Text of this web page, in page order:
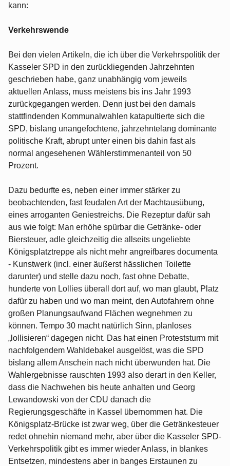
kann:
Verkehrswende
Bei den vielen Artikeln, die ich über die Verkehrspolitik der
Kasseler SPD in den zurückliegenden Jahrzehnten
geschrieben habe, ganz unabhängig vom jeweils
aktuellen Anlass, muss meistens bis ins Jahr 1993
zurückgegangen werden. Denn just bei den damals
stattfindenden Kommunalwahlen katapultierte sich die
SPD, bislang unangefochtene, jahrzehntelang dominante
politische Kraft, abrupt unter einen bis dahin fast als
normal angesehenen Wählerstimmenanteil von 50
Prozent.
Dazu bedurfte es, neben einer immer stärker zu
beobachtenden, fast feudalen Art der Machtausübung,
eines arroganten Geniestreichs. Die Rezeptur dafür sah
aus wie folgt: Man erhöhe spürbar die Getränke- oder
Biersteuer, adle gleichzeitig die allseits ungeliebte
Königsplatztreppe als nicht mehr angreifbares documenta
- Kunstwerk (incl. einer äußerst hässlichen Toilette
darunter) und stelle dazu noch, fast ohne Debatte,
hunderte von Lollies überall dort auf, wo man glaubt, Platz
dafür zu haben und wo man meint, den Autofahrern ohne
großen Planungsaufwand Flächen wegnehmen zu
können. Tempo 30 macht natürlich Sinn, planloses
„lollisieren“ dagegen nicht. Das hat einen Proteststurm mit
nachfolgendem Wahldebakel ausgelöst, was die SPD
bislang allem Anschein nach nicht überwunden hat. Die
Wahlergebnisse rauschten 1993 also derart in den Keller,
dass die Nachwehen bis heute anhalten und Georg
Lewandowski von der CDU danach die
Regierungsgeschäfte in Kassel übernommen hat. Die
Königsplatz-Brücke ist zwar weg, über die Getränkesteuer
redet ohnehin niemand mehr, aber über die Kasseler SPD-
Verkehrspolitik gibt es immer wieder Anlass, in blankes
Entsetzen, mindestens aber in banges Erstaunen zu